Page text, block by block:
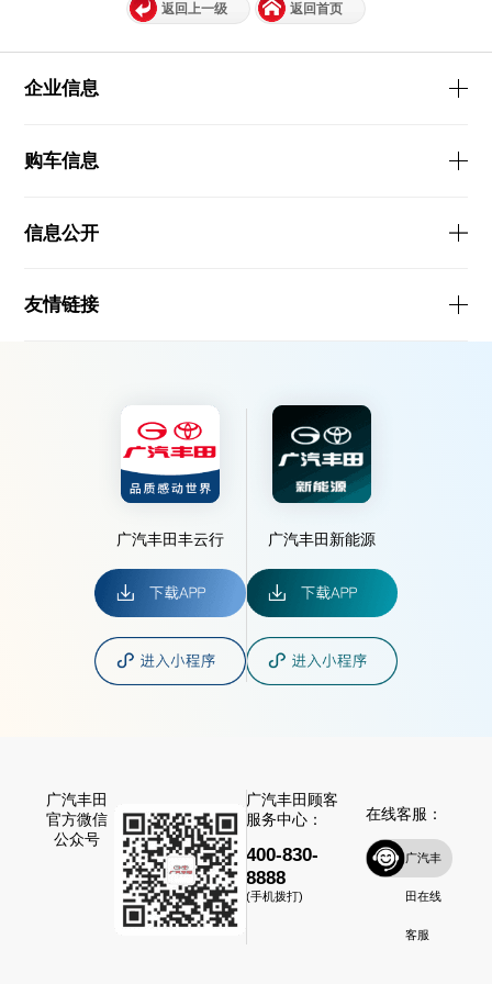
返回上一级 返回首页
企业信息
购车信息
信息公开
友情链接
广汽丰田丰云行 广汽丰田新能源
广汽丰田
官方微信
公众号
广汽丰田顾客
服务中心：
400-830-
8888
(手机拨打)
在线客服：
广汽丰
田在线
客服